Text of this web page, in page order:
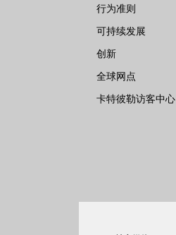
行为准则
可持续发展
创新
全球网点
卡特彼勒访客中心